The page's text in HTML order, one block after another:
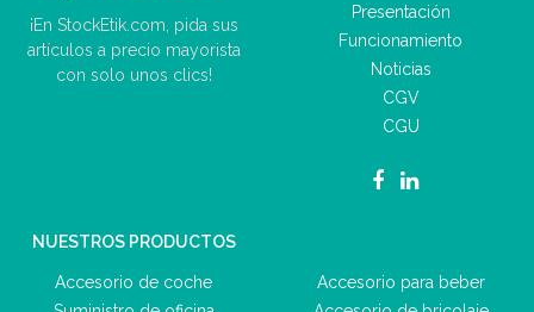
¡En StockEtik.com, pida sus
artículos a precio mayorista
con solo unos clics!
Presentación
Funcionamiento
Noticias
CGV
CGU
NUESTROS PRODUCTOS
Accesorio de coche
Accesorio para beber